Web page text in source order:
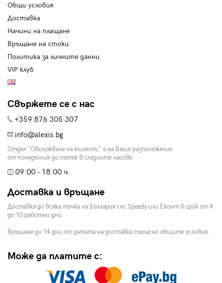
Общи условия
Доставка
Начини на плащане
Връщане на стоки
Политика за личните данни
VIP клуб
Свържете се с нас
+359 876 305 307
info@alexis.bg
Отдел "Обслужване на клиенти" е на Ваше разположение
от понеделник до петък в следните часове:
09:00 - 18:00 ч.
Доставка и връщане
Доставка до всяка точка на България със Speedy или Еконт в срок от 4
до 10 работни дни.
Връщане до 14 дни от датата на доставка съгласно общите условия.
Може да платите с: